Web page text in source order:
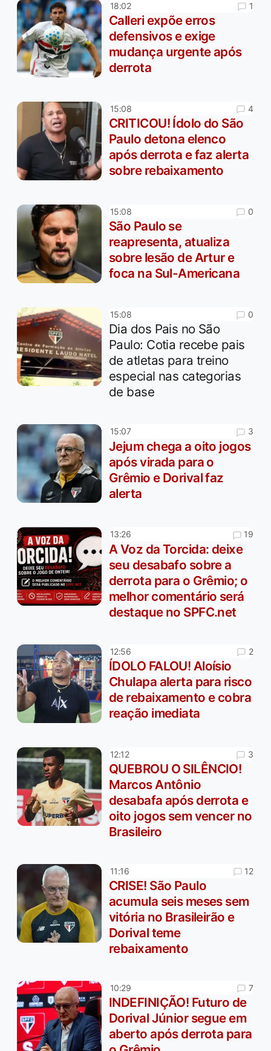
18:02 1
Calleri expõe erros
defensivos e exige
mudança urgente após
derrota
15:08 4
CRITICOU! Ídolo do São
Paulo detona elenco
após derrota e faz alerta
sobre rebaixamento
15:08 0
São Paulo se
reapresenta, atualiza
sobre lesão de Artur e
foca na Sul-Americana
15:08 0
Dia dos Pais no São
Paulo: Cotia recebe pais
de atletas para treino
especial nas categorias
de base
15:07 3
Jejum chega a oito jogos
após virada para o
Grêmio e Dorival faz
alerta
13:26 19
A Voz da Torcida: deixe
seu desabafo sobre a
derrota para o Grêmio; o
melhor comentário será
destaque no SPFC.net
12:56 2
ÍDOLO FALOU! Aloísio
Chulapa alerta para risco
de rebaixamento e cobra
reação imediata
12:12 3
QUEBROU O SILÊNCIO!
Marcos Antônio
desabafa após derrota e
oito jogos sem vencer no
Brasileiro
11:16 12
CRISE! São Paulo
acumula seis meses sem
vitória no Brasileirão e
Dorival teme
rebaixamento
10:29 7
INDEFINIÇÃO! Futuro de
Dorival Júnior segue em
aberto após derrota para